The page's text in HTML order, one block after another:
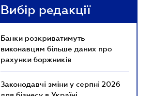
Вибір редакції
Банки розкриватимуть
виконавцям більше даних про
рахунки боржників
Законодавчі зміни у серпні 2026